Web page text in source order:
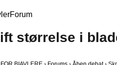
størrelse i